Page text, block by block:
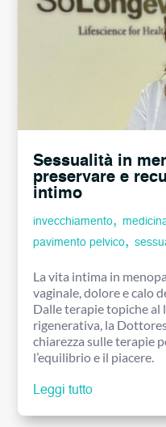
Sessualità in
preservare e
intimo
invecchiamento,
pavimento pelvico,
La vita intima in
vaginale, dolore e calo
Dalle terapie topiche al
rigenerativa, la
chiarezza sulle terapie
l’equilibrio e il piacere.
Leggi tutto